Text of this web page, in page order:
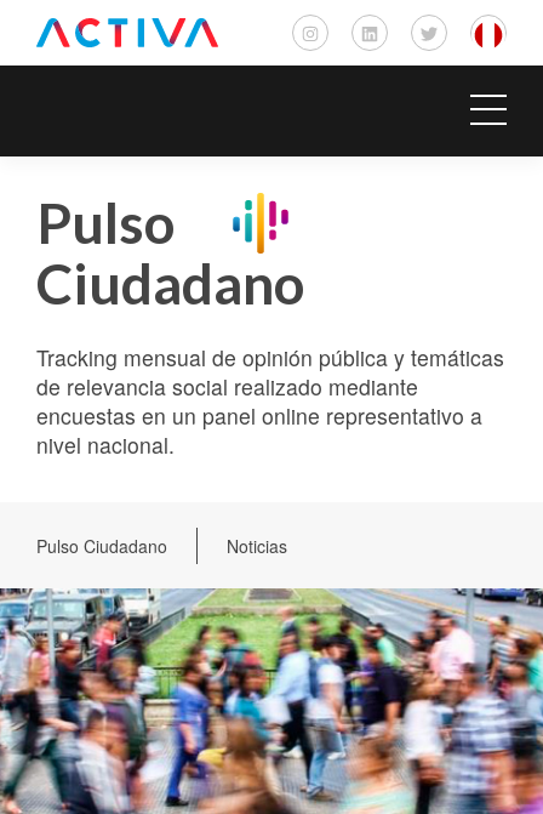
Pulso
Ciudadano
Tracking mensual de opinión pública y temáticas
de relevancia social realizado mediante
encuestas en un panel online representativo a
nivel nacional.
Pulso Ciudadano Noticias